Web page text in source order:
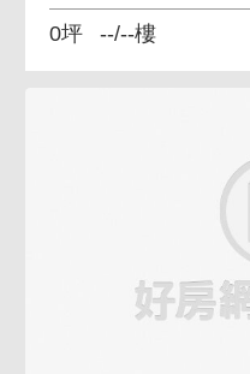
0坪 --/--樓